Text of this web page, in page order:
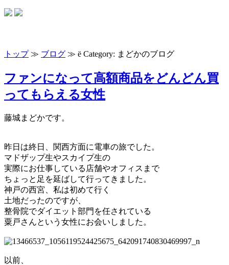
トップ≫ ブログ ≫ ë Category: まどかのブログ
ファンになって高額商品をどんどん買
ってもらえる女性
藤城まどかです。
昨日は終日、関西方面に電車の旅でした。
マドザップ生やスカイプ生の
実際にお仕事している店舗やオフィスまで
ちょっと足を延ばして行ってきました。
神戸の西宮、私は初めて行く
土地だったのですが、
整骨院でダイエット部門を任されている
粟戸さんという女性にお会いしました。
以前、